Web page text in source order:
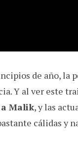
de año, la
Y al ver este
Malik, y las
cálidas y